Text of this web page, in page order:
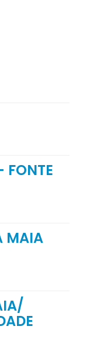
FONTE
MAIA